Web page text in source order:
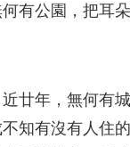
何有公園，把
廿年，無何有
知有沒有人住